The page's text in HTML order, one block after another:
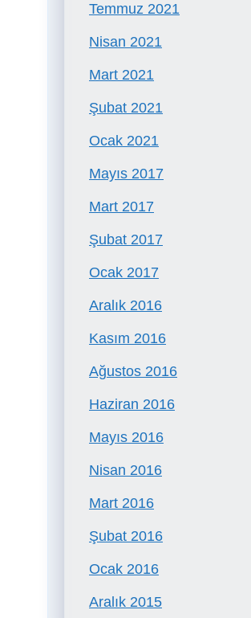
Temmuz 2021
Nisan 2021
Mart 2021
Şubat 2021
Ocak 2021
Mayıs 2017
Mart 2017
Şubat 2017
Ocak 2017
Aralık 2016
Kasım 2016
Ağustos 2016
Haziran 2016
Mayıs 2016
Nisan 2016
Mart 2016
Şubat 2016
Ocak 2016
Aralık 2015